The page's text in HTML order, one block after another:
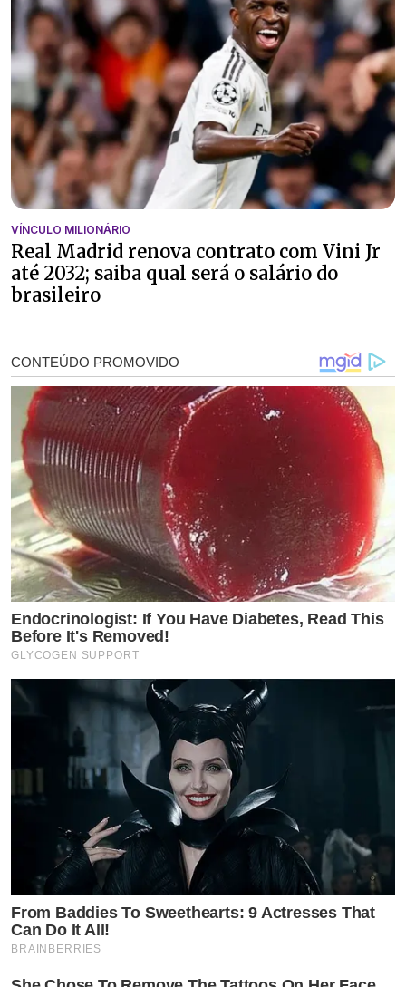
VÍNCULO MILIONÁRIO
Real Madrid renova contrato com Vini Jr
até 2032; saiba qual será o salário do
brasileiro